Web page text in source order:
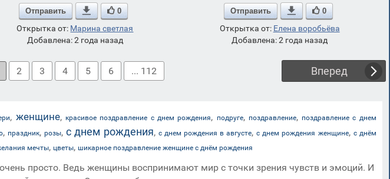
Отправить  0
Открытка от: Марина светлая
Добавлена: 2 года назад
Отправить  0
Открытка от: Елена воробьёва
Добавлена: 2 года назад
Вперед
2 3 4 5 6 ... 112
, женщине, красивое поздравление с днем рождения, подруге, поздравление, поздравление с днем
, праздник,розы,с днем рождения, с днем рождения в августе,с днем рождения женщине, с днём
мечты, цветы, шикарное поздравление женщине с днём рождения
просто. Ведь женщины воспринимают мир с точки зрения чувств и эмоций. И